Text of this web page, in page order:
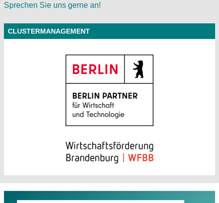
Sprechen Sie uns gerne an!
CLUSTERMANAGEMENT